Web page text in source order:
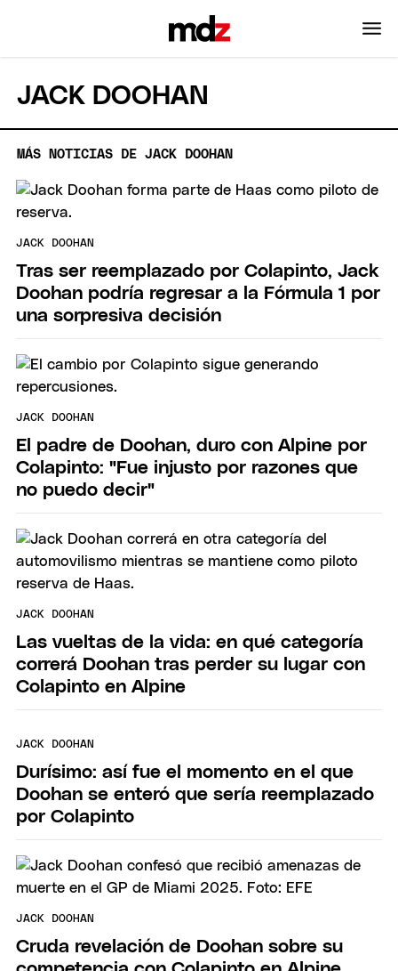
JACK DOOHAN
MÁS NOTICIAS DE JACK DOOHAN
JACK DOOHAN
Tras ser reemplazado por Colapinto, Jack
Doohan podría regresar a la Fórmula 1 por
una sorpresiva decisión
JACK DOOHAN
El padre de Doohan, duro con Alpine por
Colapinto: "Fue injusto por razones que
no puedo decir"
JACK DOOHAN
Las vueltas de la vida: en qué categoría
correrá Doohan tras perder su lugar con
Colapinto en Alpine
JACK DOOHAN
Durísimo: así fue el momento en el que
Doohan se enteró que sería reemplazado
por Colapinto
JACK DOOHAN
Cruda revelación de Doohan sobre su